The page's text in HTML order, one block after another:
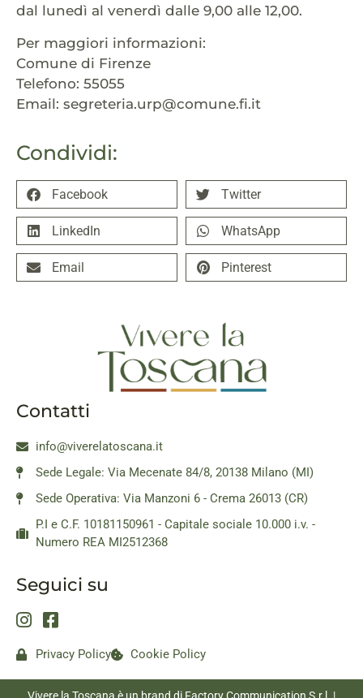
Condividi:
Facebook Twitter
LinkedIn WhatsApp
Email Pinterest
dal lunedì al venerdì dalle 9,00 alle 12,00.
Per maggiori informazioni:
Comune di Firenze
Telefono: 55055
Email: segreteria.urp@comune.fi.it
Contatti
info@viverelatoscana.it
Sede Legale: Via Mecenate 84/8, 20138 Milano (MI)
Sede Operativa: Via Manzoni 6 - Crema 26013 (CR)
P.I e C.F. 10181150961 - Capitale sociale 10.000 i.v. -
Numero REA MI2512368
Seguici su
Privacy Policy Cookie Policy